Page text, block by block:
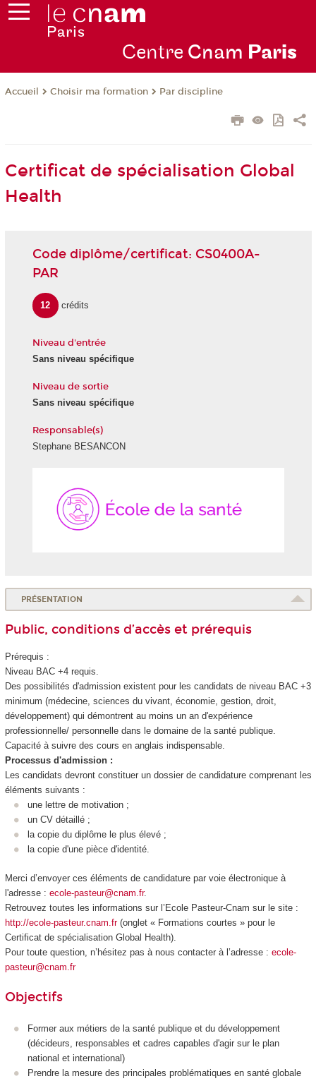
Centre Cnam Paris
Accueil Choisir ma formation Par discipline
Certificat de spécialisation Global
Health
Code diplôme/certificat: CS0400A-
PAR
12 crédits
Niveau d'entrée
Sans niveau spécifique
Niveau de sortie
Sans niveau spécifique
Responsable(s)
Stephane BESANCON
PRÉSENTATION
Public, conditions d’accès et prérequis
Prérequis :
Niveau BAC +4 requis.
Des possibilités d'admission existent pour les candidats de niveau BAC +3
minimum (médecine, sciences du vivant, économie, gestion, droit,
développement) qui démontrent au moins un an d'expérience
professionnelle/ personnelle dans le domaine de la santé publique.
Capacité à suivre des cours en anglais indispensable.
Processus d'admission :
Les candidats devront constituer un dossier de candidature comprenant les
éléments suivants :
une lettre de motivation ;
un CV détaillé ;
la copie du diplôme le plus élevé ;
la copie d'une pièce d'identité.
Merci d’envoyer ces éléments de candidature par voie électronique à
l'adresse : ecole-pasteur@cnam.fr.
Retrouvez toutes les informations sur l’Ecole Pasteur-Cnam sur le site :
http://ecole-pasteur.cnam.fr(onglet « Formations courtes » pour le
Certificat de spécialisationGlobal Health).
Pour toute question, n’hésitez pas à nous contacter à l’adresse : ecole-
pasteur@cnam.fr
Objectifs
Former aux métiers de la santé publique et du développement
(décideurs, responsables et cadres capables d'agir sur le plan
national et international)
Prendre la mesure des principales problématiques en santé globale